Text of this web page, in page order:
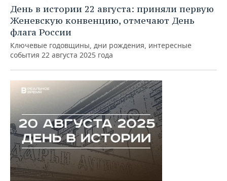
День в истории 22 августа: приняли первую
Женевскую конвенцию, отмечают День
флага России
Ключевые годовщины, дни рождения, интересные
события 22 августа 2025 года